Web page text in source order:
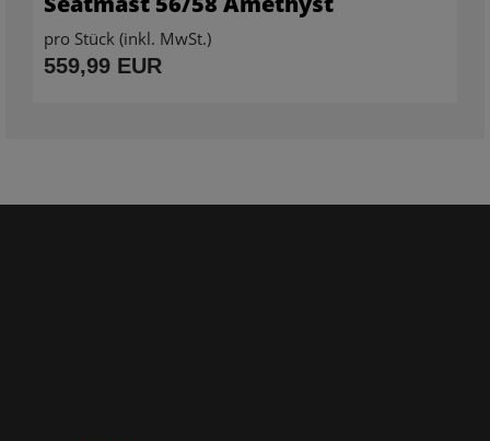
pro Stück (inkl. MwSt.)
559,99 EUR